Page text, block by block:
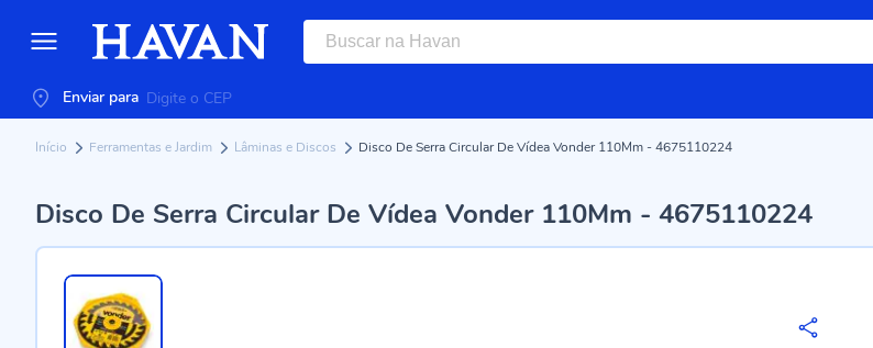
Enviar para
Início Ferramentas e Jardim Lâminas e Discos Disco De Serra Circular De Vídea Vonder 110Mm - 4675110224
Disco De Serra Circular De Vídea Vonder 110Mm - 4675110224